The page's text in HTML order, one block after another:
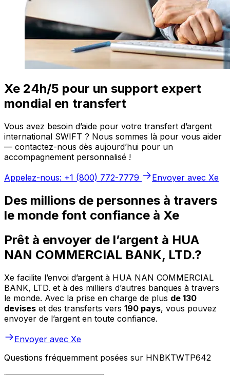
Xe 24h/5 pour un support expert
mondial en transfert
Vous avez besoin d’aide pour votre transfert d’argent
international SWIFT ? Nous sommes là pour vous aider
— contactez-nous dès aujourd’hui pour un
accompagnement personnalisé !
Appelez-nous: +1 (800) 772-7779
Envoyer avec Xe
Des millions de personnes à travers
le monde font confiance à Xe
Prêt à envoyer de l’argent à HUA
NAN COMMERCIAL BANK, LTD.?
Xe facilite l’envoi d’argent à HUA NAN COMMERCIAL
BANK, LTD. et à des milliers d’autres banques à travers
le monde. Avec la prise en charge de plus de 130
devises et des transferts vers 190 pays, vous pouvez
envoyer de l’argent en toute confiance.
Envoyer avec Xe
Questions fréquemment posées sur HNBKTWTP642